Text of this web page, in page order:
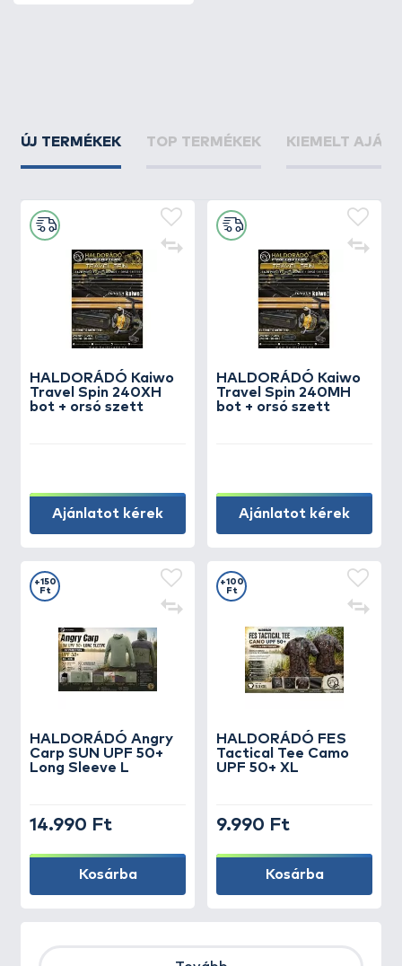
ÚJ TERMÉKEK TOP TERMÉKEK KIEMELT
HALDORÁDÓ Kaiwo
Travel Spin 240XH
bot + orsó szett
Ajánlatot kérek
HALDORÁDÓ Kaiwo
Travel Spin 240MH
bot + orsó szett
Ajánlatot kérek
HALDORÁDÓ Angry
Carp SUN UPF 50+
Long Sleeve L
+150
Ft
14.990 Ft
Kosárba
HALDORÁDÓ FES
Tactical Tee Camo
UPF 50+ XL
+100
Ft
9.990 Ft
Kosárba